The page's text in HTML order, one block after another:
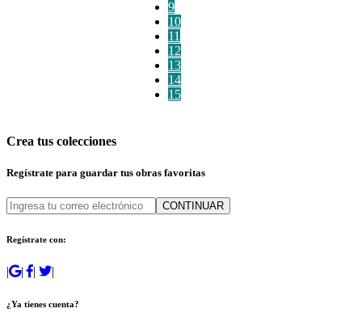
9
10
11
12
13
14
15
Crea tus colecciones
Regístrate para guardar tus obras favoritas
CONTINUAR
Regístrate con:
| | | |
¿Ya tienes cuenta?